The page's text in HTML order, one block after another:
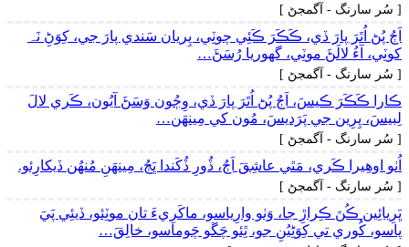
[ سُر سارنگ - آگمجڻ ]
اَڄُ پُڻ اُتَرَ پارَ ڏي، ڪَڪَرَ ڪَئِي چوٽِي، پِريان سَندي پارَ جي، کِوَڻِ نَہ
کوٽِي، آءُ لالَڻَ موٽِي، گهوريا رُسَڻَ…
[ سُر سارنگ - آگمجڻ ]
ڪارا ڪَڪَرَ ڪيسَ، اَڄُ پُڻ اُتَرَ پارَ ڏي، وِڄُون وَسَڻَ آيُون، ڪَري لالَ
لِبيسَ، پِرِين جي پَرَديسَ، مُون کي مِينھَن…
[ سُر سارنگ - آگمجڻ ]
اُٺو اوھِيرا ڪَري، مَٿي عاشِقَ اَڄُ، ڏُورِ ڏُکَندا ڀَڄُ، مِينھَنِ مُنھُن ڏيکارِئو.
[ سُر سارنگ - آگمجڻ ]
ڀَرِيائِين ڪُنَ ڪِراڙِ جا، وَٺو وارِياسو، ماکَرِيءَ تان موٽِئو، ڏيئِي پَيَ
پاسو، کُوري تي کِوَڻِيُنِ جو، ٿِئو چَڱو چَوماسو، خالِقَ…